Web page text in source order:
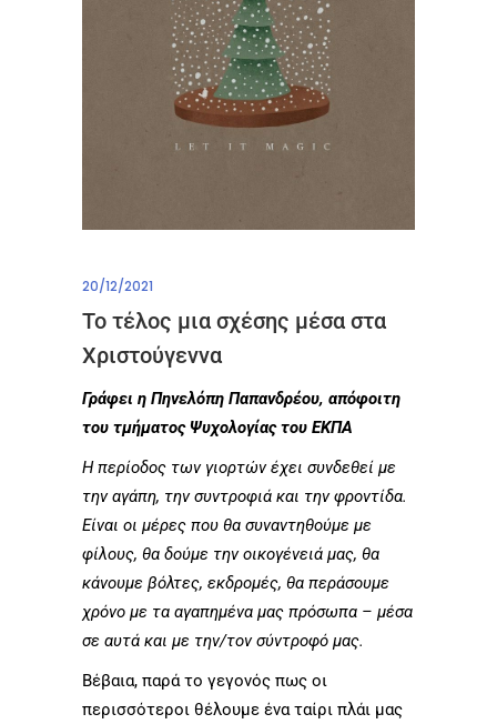
20/12/2021
Το τέλος μια σχέσης μέσα στα
Χριστούγεννα
Γράφει η Πηνελόπη Παπανδρέου, απόφοιτη
του τμήματος Ψυχολογίας του ΕΚΠΑ
Η περίοδος των γιορτών έχει συνδεθεί με
την αγάπη, την συντροφιά και την φροντίδα.
Είναι οι μέρες που θα συναντηθούμε με
φίλους, θα δούμε την οικογένειά μας, θα
κάνουμε βόλτες, εκδρομές, θα περάσουμε
χρόνο με τα αγαπημένα μας πρόσωπα – μέσα
σε αυτά και με την/τον σύντροφό μας.
Βέβαια, παρά το γεγονός πως οι
περισσότεροι θέλουμε ένα ταίρι πλάι μας